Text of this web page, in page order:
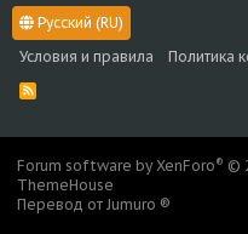
Русский (RU)
Условия и правила
Политика
R
S
Forum software by XenForo® ©
ThemeHouse
Перевод от Jumuro ®